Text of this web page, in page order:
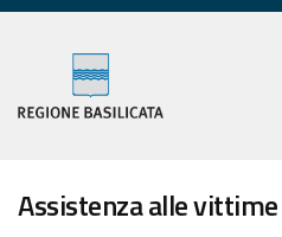
Assistenza alle